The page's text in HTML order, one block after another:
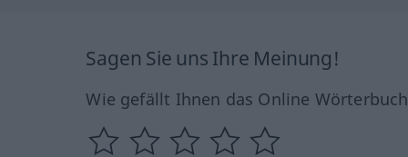
Sagen Sie uns Ihre Meinung!
Wie gefällt Ihnen das Online